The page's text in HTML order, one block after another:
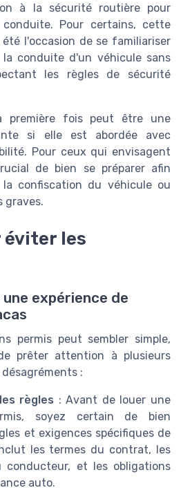
à la sécurité routière pour
Pour certains, cette
l'occasion de se familiariser
conduite d'un véhicule sans
les règles de sécurité
première fois peut être une
si elle est abordée avec
Pour ceux qui envisagent
de bien se préparer afin
confiscation du véhicule ou
graves.
éviter les
expérience de
permis peut sembler simple,
prêter attention à plusieurs
:
règles : Avant de louer une
soyez certain de bien
et exigences spécifiques de
les termes du contrat, les
conducteur, et les obligations
auto.